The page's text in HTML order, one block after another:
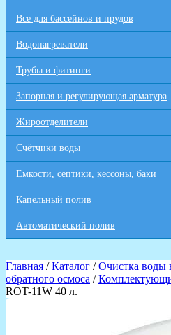
Все для бaссейнов и прудов
Водонагреватели
Трубы и фитинги
Запорная и регулирующая арматура
Жироотделители
Счётчики воды
Емкости, септики, кессоны, баки
Капельный полив
Автоматический полив
Главная /Каталог /Очистка воды
обратного осмоса /
ROT-11W 40 л.